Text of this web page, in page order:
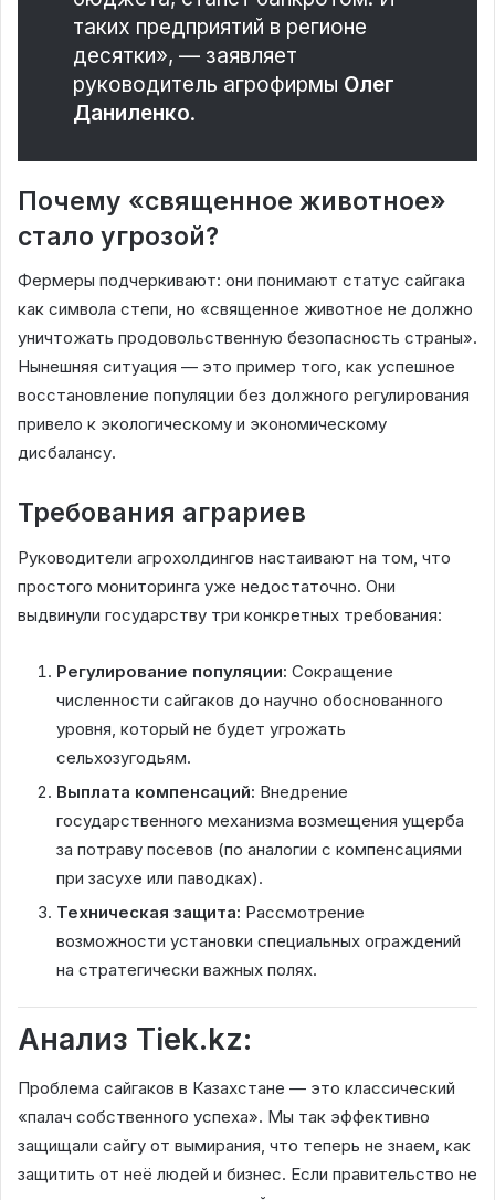
таких предприятий в регионе
десятки», — заявляет
руководитель агрофирмы Олег
Даниленко.
Почему «священное животное»
стало угрозой?
Фермеры подчеркивают: они понимают статус сайгака
как символа степи, но «священное животное не должно
уничтожать продовольственную безопасность страны».
Нынешняя ситуация — это пример того, как успешное
восстановление популяции без должного регулирования
привело к экологическому и экономическому
дисбалансу.
Требования аграриев
Руководители агрохолдингов настаивают на том, что
простого мониторинга уже недостаточно. Они
выдвинули государству три конкретных требования:
Регулирование популяции: Сокращение
численности сайгаков до научно обоснованного
уровня, который не будет угрожать
сельхозугодьям.
Выплата компенсаций: Внедрение
государственного механизма возмещения ущерба
за потраву посевов (по аналогии с компенсациями
при засухе или паводках).
Техническая защита: Рассмотрение
возможности установки специальных ограждений
на стратегически важных полях.
Анализ Tiek.kz:
Проблема сайгаков в Казахстане — это классический
«палач собственного успеха». Мы так эффективно
защищали сайгу от вымирания, что теперь не знаем, как
защитить от неё людей и бизнес. Если правительство не